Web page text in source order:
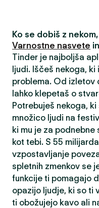
Ko se dobiš z
Varnostne nasvete in
Tinder je najboljša
ljudi. Iščeš nekoga,
problema. Od izletov
lahko klepetaš o
Potrebuješ nekoga,
množico ljudi na
ki mu je za
kot tebi. S 55
vzpostavljanje
spletnih zmenkov se
funkcije ti pomagajo
opazijo ljudje, ki so ti
ti obožujejo kavo ali